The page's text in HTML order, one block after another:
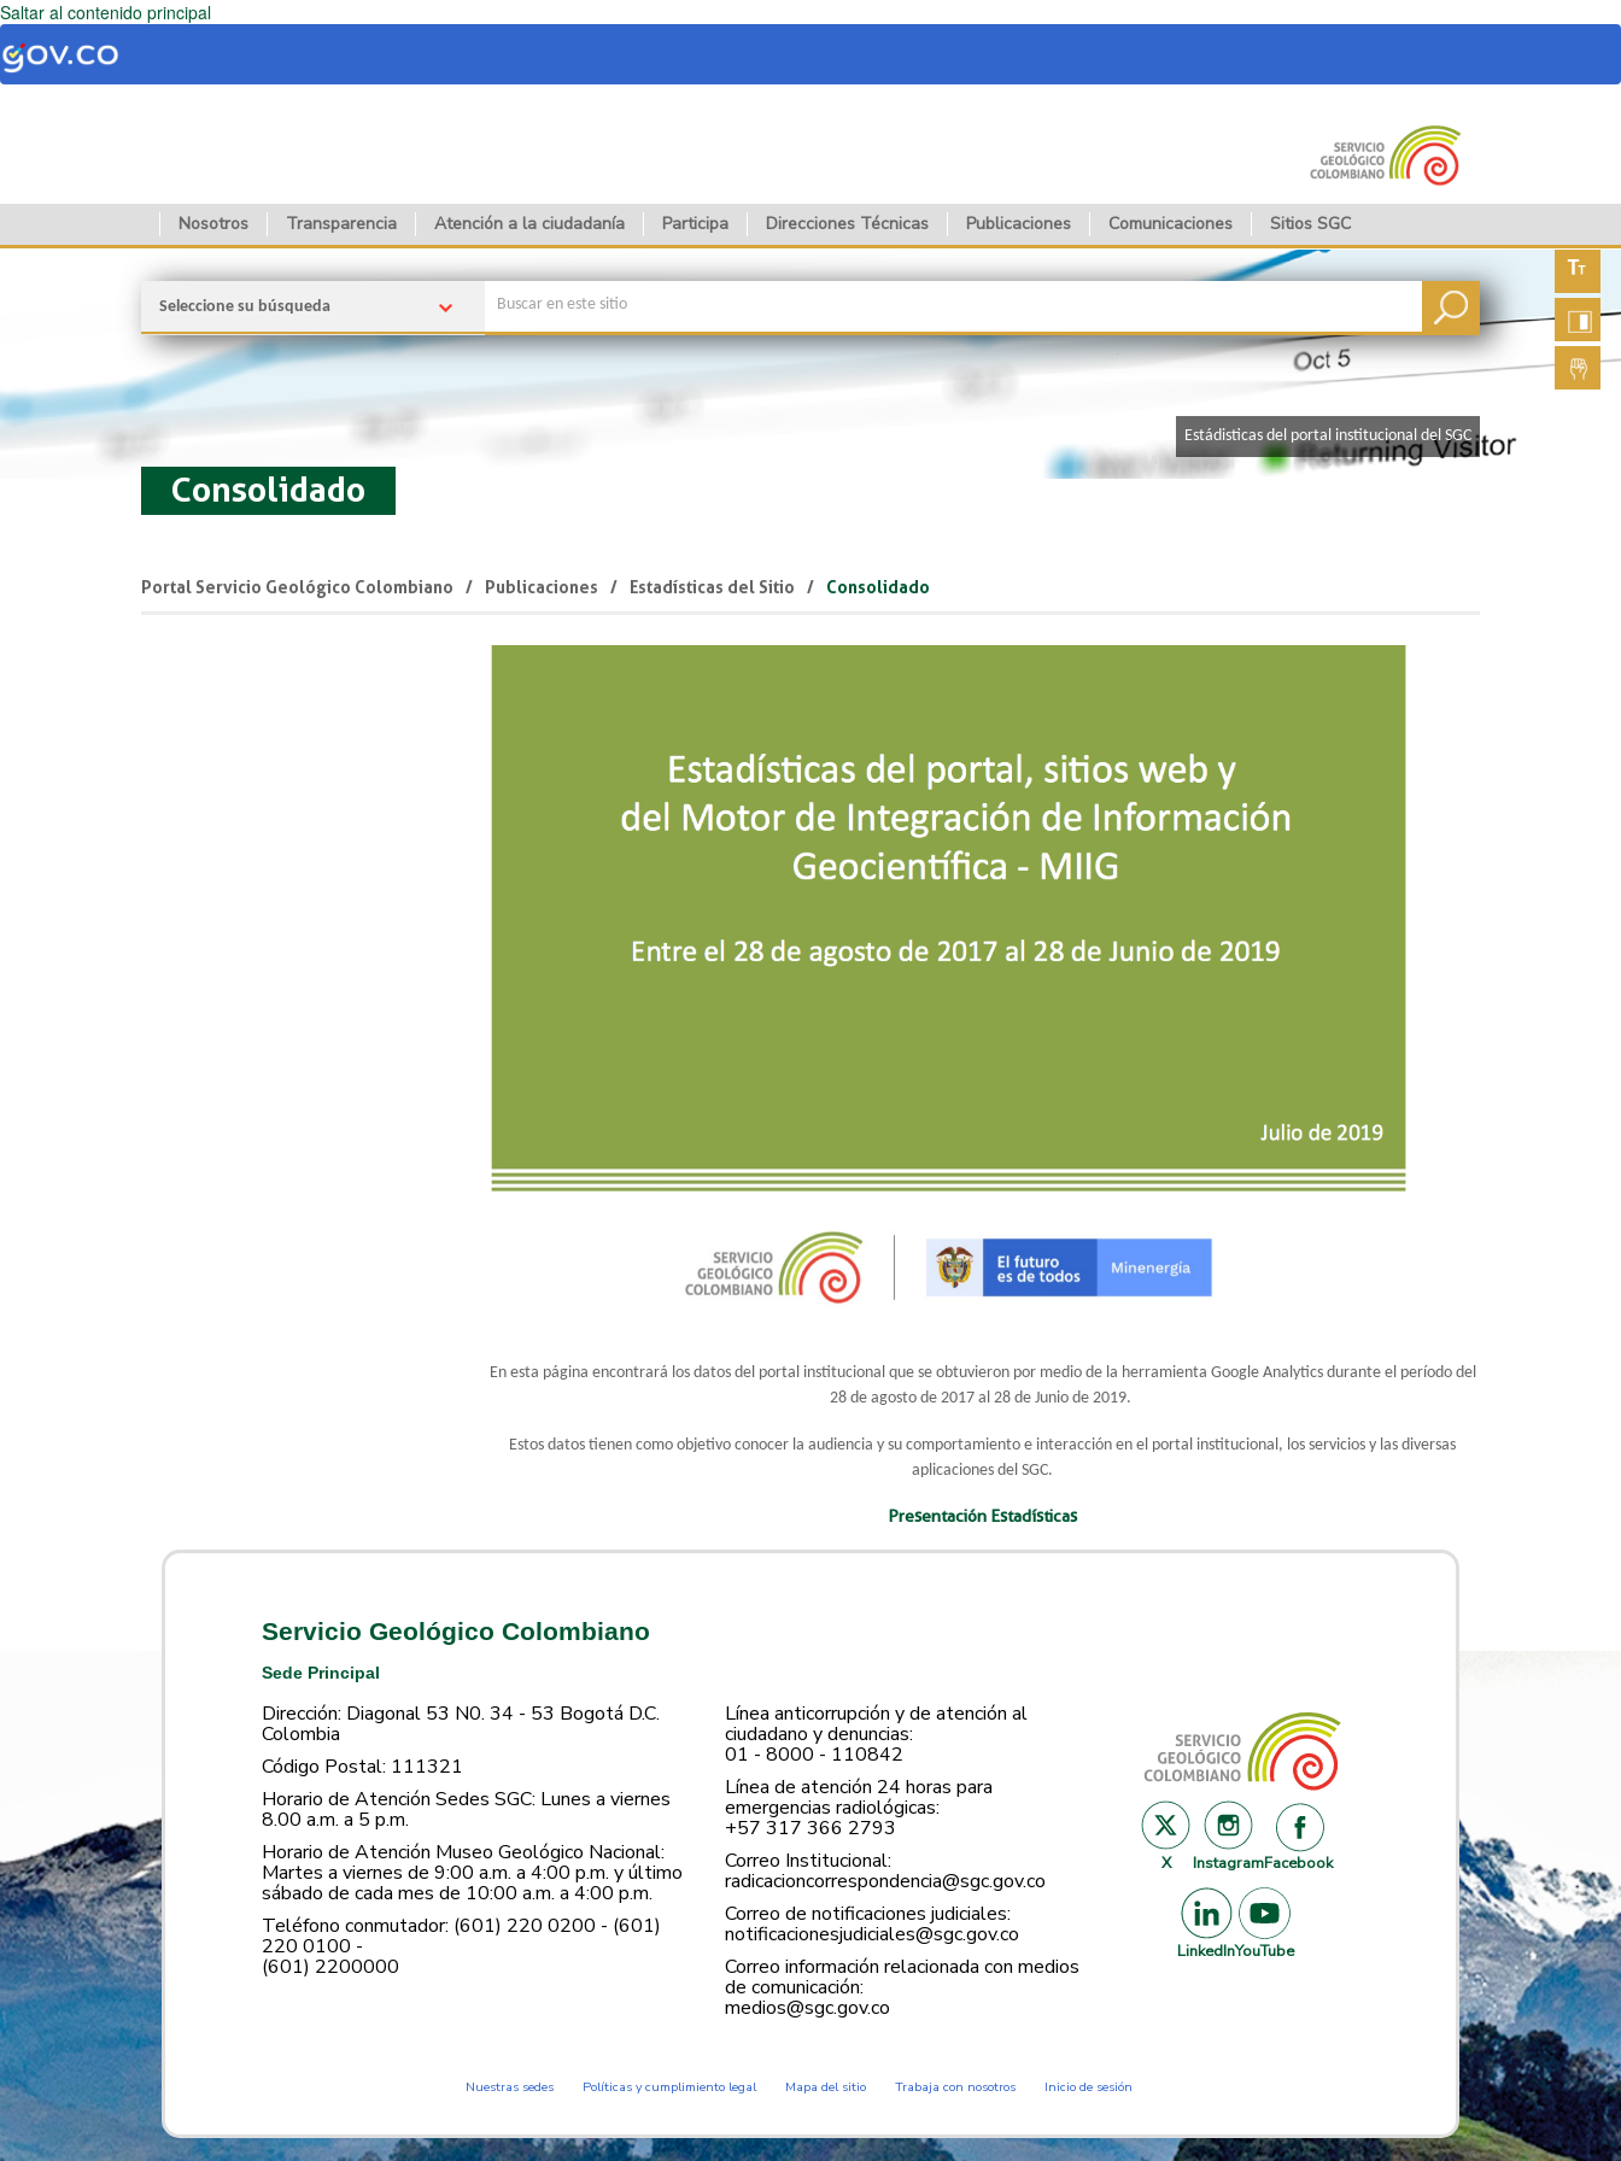
Saltar al contenido principal
Nosotros Transparencia Atención a la ciudadanía Participa Direcciones Técnicas Publicaciones Comunicaciones Sitios SGC
fuente
Seleccione su búsqueda
​Estádisticas del portal institucional del SGC
Consolidado
Portal Servicio Geológico Colombiano Publicaciones Estadísticas del Sitio Consolidado
En esta página encontrará los datos del portal institucional que se obtuvieron por medio de la herramienta Google Analytics durante el período del
28 de agosto de 2017 al 28 de Junio de 2019.
Estos datos tienen como objetivo conocer la audiencia y su comportamiento e interacción en el portal institucional, los servicios y las diversas
aplicaciones del SGC.
Presentación Estadísticas
Servicio Geológico Colombiano
Sede Principal
Dirección: Diagonal 53 N0. 34 - 53 Bogotá D.C.
Colombia
Código Postal: 111321
Horario de Atención Sedes SGC: Lunes a viernes
8.00 a.m. a 5 p.m.
Horario de Atención Museo Geológico Nacional:
Martes a viernes de 9:00 a.m. a 4:00 p.m. y último
sábado de cada mes de 10:00 a.m. a 4:00 p.m.
Teléfono conmutador: (601) 220 0200 - (601)
220 0100 -
(601) 2200000
Línea anticorrupción y de atención al
ciudadano y denuncias:
01 - 8000 - 110842
Línea de atención 24 horas para
emergencias radiológicas:
+57 ​317 366 2793
Correo Institucional:
radicacioncorrespondencia@sgc.gov.co
Correo de notificaciones judiciales:
notificacionesjudiciales@sgc.gov.co
Correo información relacionada con medios
de comunicación:
medios@sgc.gov.co
X InstagramFacebook
LinkedInYouTube
Nuestras sedes Políticas y cumplimiento legal Mapa del sitio Trabaja con nosotros Inicio de sesión